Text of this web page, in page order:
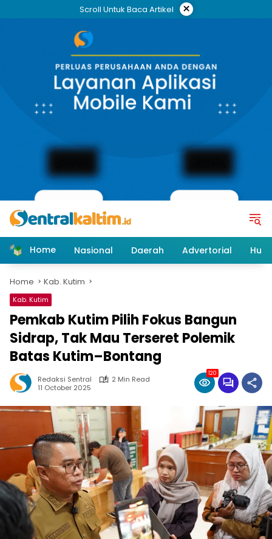
Scroll Untuk Baca Artikel ×
Home Nasional Daerah Advertorial
Home Kab. Kutim
Kab. Kutim
Pemkab Kutim Pilih Fokus Bangun
Sidrap, Tak Mau Terseret Polemik
Batas Kutim–Bontang
Redaksi Sentral
2 Min Read
11 October 2025
120